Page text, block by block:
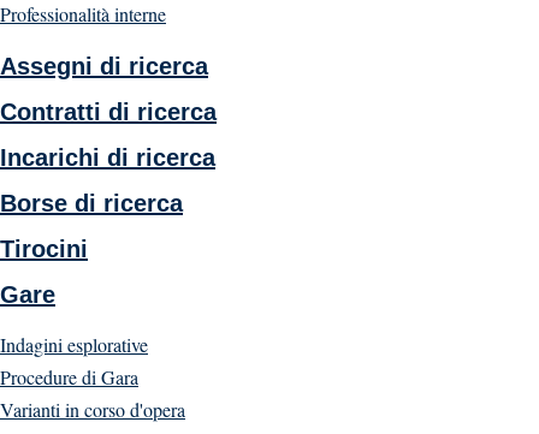
Professionalità interne
Assegni di ricerca
Contratti di ricerca
Incarichi di ricerca
Borse di ricerca
Tirocini
Gare
Indagini esplorative
Procedure di Gara
Varianti in corso d'opera